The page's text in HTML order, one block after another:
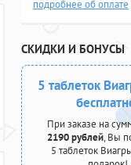
подробнее об оплате
СКИДКИ И БОНУСЫ
5 таблеток
При заказе на
2190 рублей, Вы
5 таблеток